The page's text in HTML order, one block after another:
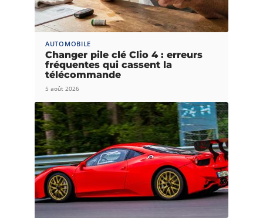
AUTOMOBILE
Changer pile clé Clio 4 : erreurs
fréquentes qui cassent la
télécommande
5 août 2026